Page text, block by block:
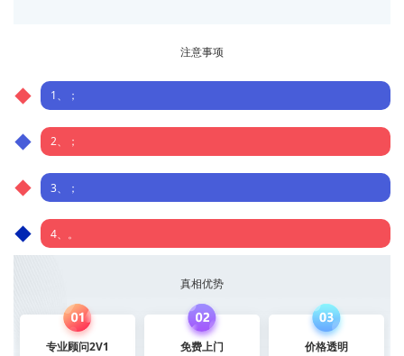
注意事项
1、；
2、；
3、；
4、。
真相优势
专业顾问2V1
免费上门
价格透明